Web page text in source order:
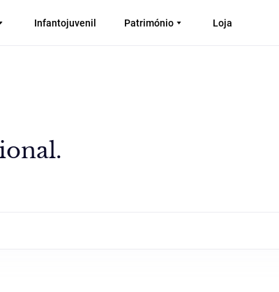
Infantojuvenil Património Loja